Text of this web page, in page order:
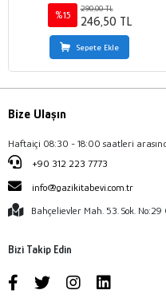
%15
290,00 TL
246,50 TL
Sepete Ekle
Bize Ulaşın
Haftaiçi 08:30 - 18:00 saatleri
+90 312 223 7773
info@gazikitabevi.com.tr
Bahçelievler Mah. 53. Sok.
Bizi Takip Edin